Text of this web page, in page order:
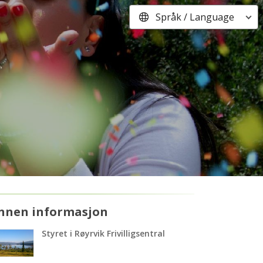
Språk / Language
informasjon
Styret i Røyrvik Frivilligsentral